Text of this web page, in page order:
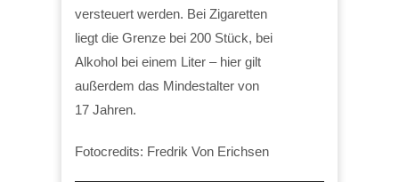
versteuert werden. Bei Zigaretten
liegt die Grenze bei 200 Stück, bei
Alkohol bei einem Liter – hier gilt
außerdem das Mindestalter von
17 Jahren.
Fotocredits: Fredrik Von Erichsen